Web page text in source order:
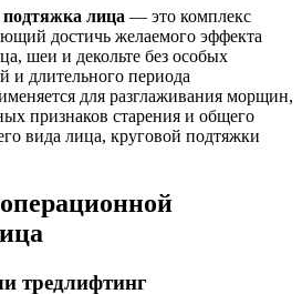
подтяжка лица — это комплекс
достичь желаемого эффекта
шеи и декольте без особых
длительного периода
для разглаживания морщин,
признаков старения и общего
вида лица, круговой подтяжки
тредлифтинг